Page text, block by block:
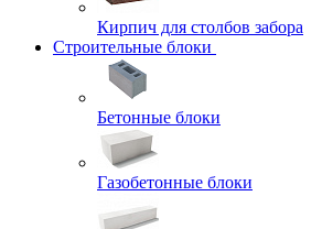
Кирпич для столбов забора
Строительные блоки
Бетонные блоки
Газобетонные блоки